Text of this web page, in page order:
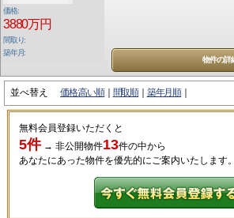
価格:
3880万円
間取り:
築年月:
物件の詳
並べ替え 価格:高い順 間取順 築年月順
無料会員登録いただくと
5件→ 非公開物件13件の中から
あなたにあった物件を優先的にご案内いたします。